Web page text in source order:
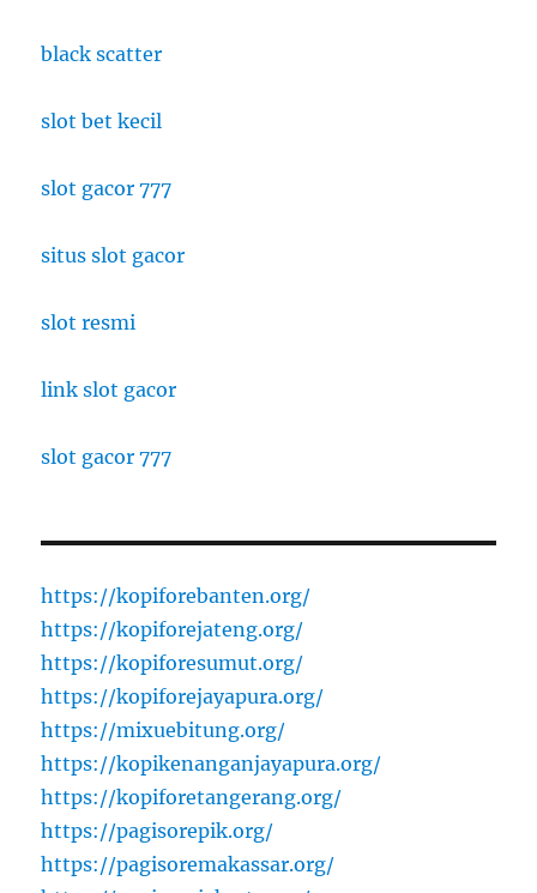
black scatter
slot bet kecil
slot gacor 777
situs slot gacor
slot resmi
link slot gacor
slot gacor 777
https://kopiforebanten.org/
https://kopiforejateng.org/
https://kopiforesumut.org/
https://kopiforejayapura.org/
https://mixuebitung.org/
https://kopikenanganjayapura.org/
https://kopiforetangerang.org/
https://pagisorepik.org/
https://pagisoremakassar.org/